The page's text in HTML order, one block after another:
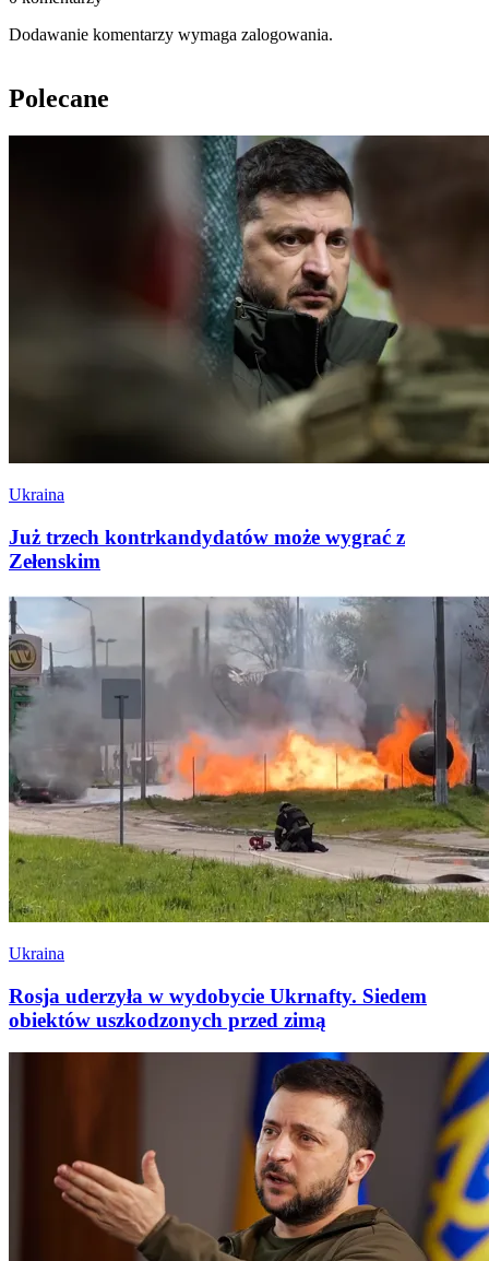
Dodawanie komentarzy wymaga zalogowania.
Polecane
Ukraina
Już trzech kontrkandydatów może wygrać z
Zełenskim
Ukraina
Rosja uderzyła w wydobycie Ukrnafty. Siedem
obiektów uszkodzonych przed zimą